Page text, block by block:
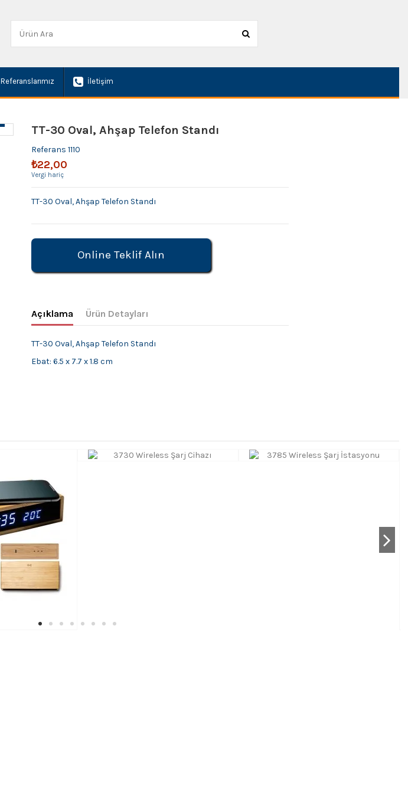
Referanslarımız İletişim
TT-30 Oval, Ahşap Telefon Standı
Referans 1110
₺22,00
Vergi hariç
TT-30 Oval, Ahşap Telefon Standı
Online Teklif Alın
Açıklama Ürün Detayları
TT-30 Oval, Ahşap Telefon Standı
Ebat: 6.5 x 7.7 x 1.8 cm